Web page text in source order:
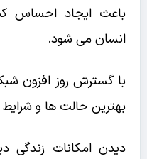
باعث ایجاد احساس
انسان می شود.
با گسترش روز افزون
بهترین حالت ها و
دیدن امکانات زندگی